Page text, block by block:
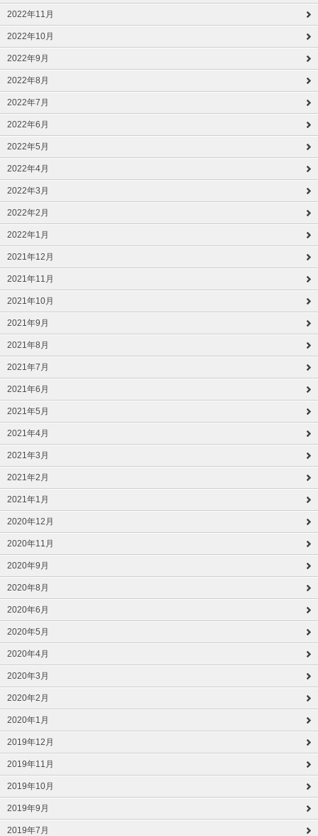
2022年11月
2022年10月
2022年9月
2022年8月
2022年7月
2022年6月
2022年5月
2022年4月
2022年3月
2022年2月
2022年1月
2021年12月
2021年11月
2021年10月
2021年9月
2021年8月
2021年7月
2021年6月
2021年5月
2021年4月
2021年3月
2021年2月
2021年1月
2020年12月
2020年11月
2020年9月
2020年8月
2020年6月
2020年5月
2020年4月
2020年3月
2020年2月
2020年1月
2019年12月
2019年11月
2019年10月
2019年9月
2019年7月